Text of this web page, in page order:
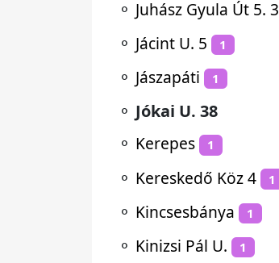
⚬ Juhász Gyula Út 5. 3
⚬ Jácint U. 5 1
⚬ Jászapáti 1
⚬ Jókai U. 38
⚬ Kerepes 1
⚬ Kereskedő Köz 4 1
⚬ Kincsesbánya 1
⚬ Kinizsi Pál U. 1